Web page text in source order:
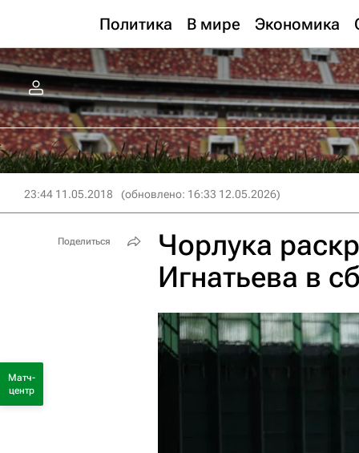
Политика В мире Экономика
23:44 11.05.2018 (обновлено: 16:33 12.05.2026)
Чорлука
Игнатьева в
Поделиться
Матч-
центр